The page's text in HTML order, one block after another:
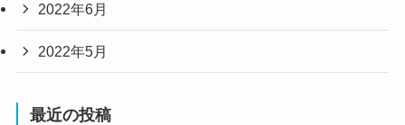
2022年6月
2022年5月
最近の投稿